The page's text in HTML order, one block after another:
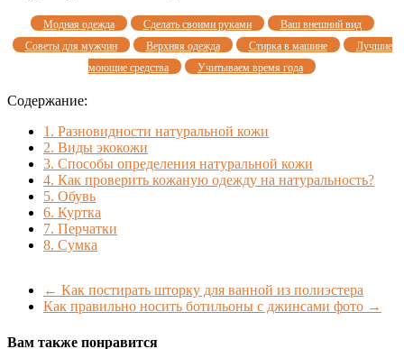
Модная одежда Сделать своими руками
Ваш внешний вид
Советы для мужчин
Верхняя одежда Стирка в машине
Лучшие
моющие средства
Учитываем время года
Содержание:
1. Разновидности натуральной кожи
2. Виды экокожи
3. Способы определения натуральной кожи
4. Как проверить кожаную одежду на натуральность?
5. Обувь
6. Куртка
7. Перчатки
8. Сумка
← Как постирать шторку для ванной из полиэстера
Как правильно носить ботильоны с джинсами фото →
Вам также понравится